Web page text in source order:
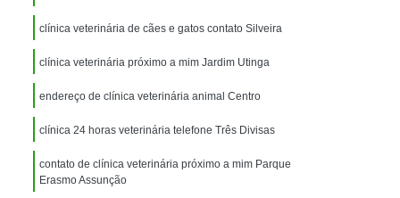
Veterinária para Animais Silvestres
Exame de Eletrocardiograma Veterinário
Exame de Imagem para Animais
Exame de Radiologia para Animais
Exame de Sangue para Animais
Exame para Animais
clínica veterinária de cães e gatos contato Silveira
clínica veterinária próximo a mim Jardim Utinga
endereço de clínica veterinária animal Centro
clínica 24 horas veterinária telefone Três Divisas
contato de clínica veterinária próximo a mim Parque
Erasmo Assunção